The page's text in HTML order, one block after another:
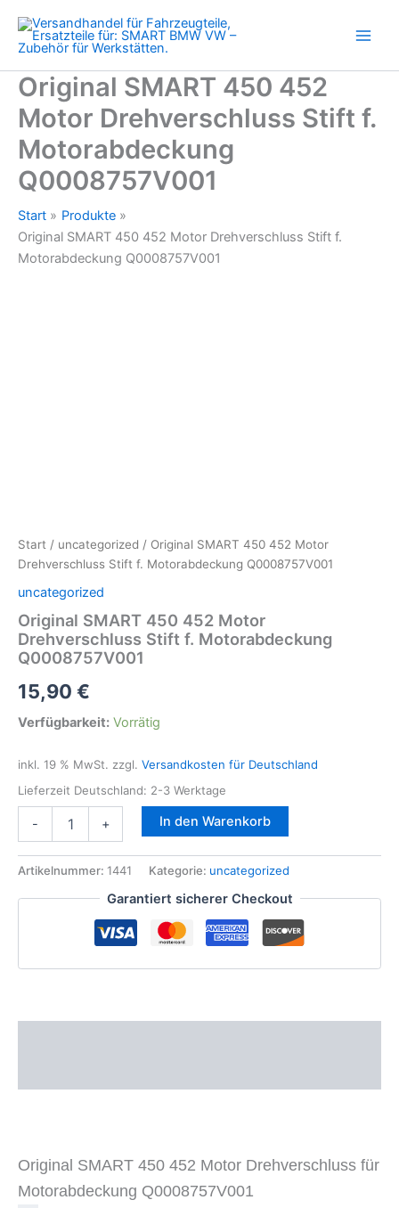
Inhalt
springen
Original SMART 450 452
Motor Drehverschluss Stift f.
Motorabdeckung
Q0008757V001
Start
Produkte
Original SMART 450 452 Motor Drehverschluss Stift f.
Motorabdeckung Q0008757V001
Start / uncategorized / Original SMART 450 452 Motor
Drehverschluss Stift f. Motorabdeckung Q0008757V001
uncategorized
Original SMART 450 452 Motor
Drehverschluss Stift f. Motorabdeckung
Q0008757V001
15,90 €
Verfügbarkeit: Vorrätig
inkl. 19 % MwSt. zzgl. Versandkosten für Deutschland
Lieferzeit Deutschland: 2-3 Werktage
-
452
Drehverschluss
Q0008757V001
+ In den Warenkorb
Artikelnummer: 1441 Kategorie: uncategorized
Garantiert sicherer Checkout
Original SMART 450 452 Motor Drehverschluss für
Motorabdeckung Q0008757V001
Stift
f.
Motorabdeckung
Q0008757V001
Menge